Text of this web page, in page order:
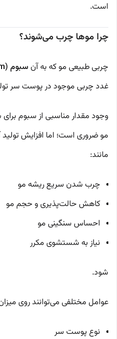
است.
چرا موها چرب می‌شوند؟
چربی طبیعی مو که به آن سبوم (Sebum)
غدد چربی موجود در پوست سر
وجود مقدار مناسبی از سبوم
مو ضروری است؛ اما افزایش
مانند:
چرب شدن سریع ریشه مو
کاهش حالت‌پذیری و حجم مو
احساس سنگینی مو
نیاز به شستشوی مکرر
شود.
عوامل مختلفی می‌توانند روی
نوع پوست سر